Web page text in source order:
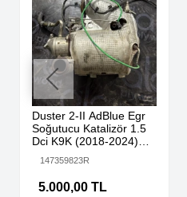
Duster 2-II AdBlue Egr
Soğutucu Katalizör 1.5
Dci K9K (2018-2024)
Çıkma
147359823R
5.000,00 TL